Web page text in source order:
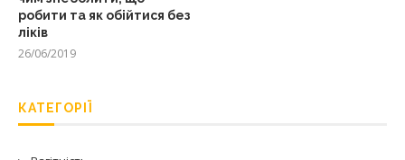
робити та як обійтися без
ліків
26/06/2019
КАТЕГОРІЇ